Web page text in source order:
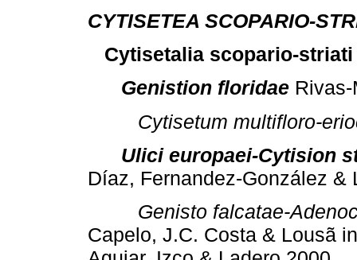
CYTISETEA SCOPARIO-
Cytisetalia scopario-striati
Genistion floridae
Cytisetum multifloro-
Ulici europaei-Cytision
Díaz, Fernandez-González &
Genisto falcatae-
Capelo, J.C. Costa & Lousã